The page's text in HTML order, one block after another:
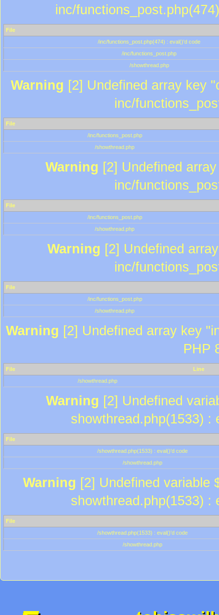
inc/
File
/inc/functions_post.php(474) : eval()'d code
/inc/functions_post.php
/showthread.php
Warning [2] Undefined array key
inc/
File
/inc/functions_post.php
/showthread.php
Warning [2] Undefined
inc/
File
/inc/functions_post.php
/showthread.php
Warning [2] Undefined
inc/
File
/inc/functions_post.php
/showthread.php
Warning [2] Undefined array key
PHP
File
Line
/showthread.php
Warning [2] Undefined
showthread.php(1533) :
File
/showthread.php(1533) : eval()'d code
/showthread.php
Warning [2] Undefined variable
showthread.php(1533) :
File
/showthread.php(1533) : eval()'d code
/showthread.php